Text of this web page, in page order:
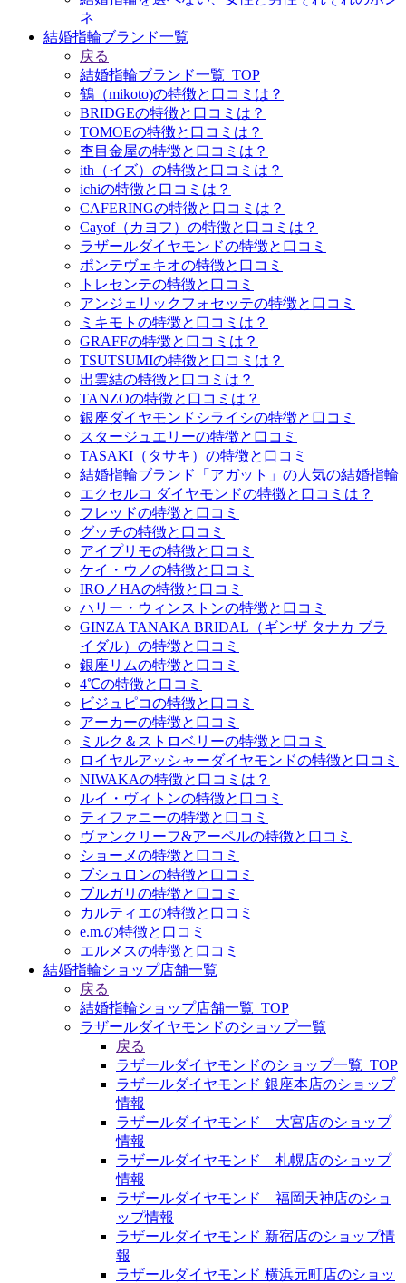
ネ
結婚指輪ブランド一覧
戻る
結婚指輪ブランド一覧_TOP
鶴（mikoto)の特徴と口コミは？
BRIDGEの特徴と口コミは？
TOMOEの特徴と口コミは？
杢目金屋の特徴と口コミは？
ith（イズ）の特徴と口コミは？
ichiの特徴と口コミは？
CAFERINGの特徴と口コミは？
Cayof（カヨフ）の特徴と口コミは？
ラザールダイヤモンドの特徴と口コミ
ポンテヴェキオの特徴と口コミ
トレセンテの特徴と口コミ
アンジェリックフォセッテの特徴と口コミ
ミキモトの特徴と口コミは？
GRAFFの特徴と口コミは？
TSUTSUMIの特徴と口コミは？
出雲結の特徴と口コミは？
TANZOの特徴と口コミは？
銀座ダイヤモンドシライシの特徴と口コミ
スタージュエリーの特徴と口コミ
TASAKI（タサキ）の特徴と口コミ
結婚指輪ブランド「アガット」の人気の結婚指輪
エクセルコ ダイヤモンドの特徴と口コミは？
フレッドの特徴と口コミ
グッチの特徴と口コミ
アイプリモの特徴と口コミ
ケイ・ウノの特徴と口コミ
IROノHAの特徴と口コミ
ハリー・ウィンストンの特徴と口コミ
GINZA TANAKA BRIDAL（ギンザ タナカ ブラ
イダル）の特徴と口コミ
銀座リムの特徴と口コミ
4℃の特徴と口コミ
ビジュピコの特徴と口コミ
アーカーの特徴と口コミ
ミルク＆ストロベリーの特徴と口コミ
ロイヤルアッシャーダイヤモンドの特徴と口コミ
NIWAKAの特徴と口コミは？
ルイ・ヴィトンの特徴と口コミ
ティファニーの特徴と口コミ
ヴァンクリーフ&アーペルの特徴と口コミ
ショーメの特徴と口コミ
ブシュロンの特徴と口コミ
ブルガリの特徴と口コミ
カルティエの特徴と口コミ
e.m.の特徴と口コミ
エルメスの特徴と口コミ
結婚指輪ショップ店舗一覧
戻る
結婚指輪ショップ店舗一覧_TOP
ラザールダイヤモンドのショップ一覧
戻る
ラザールダイヤモンドのショップ一覧_TOP
ラザールダイヤモンド 銀座本店のショップ
情報
ラザールダイヤモンド 大宮店のショップ
情報
ラザールダイヤモンド 札幌店のショップ
情報
ラザールダイヤモンド 福岡天神店のショ
ップ情報
ラザールダイヤモンド 新宿店のショップ情
報
ラザールダイヤモンド 横浜元町店のショッ